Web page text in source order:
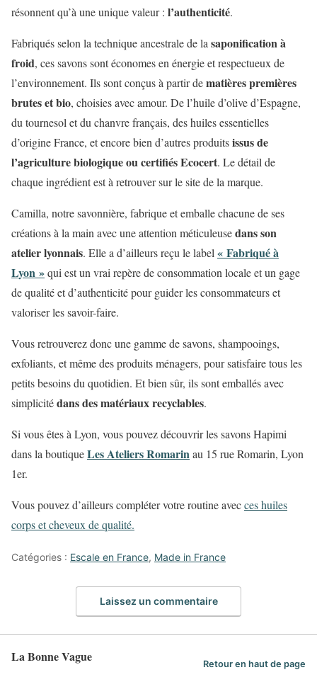
résonnent qu’à une unique valeur : l’authenticité.
Fabriqués selon la technique ancestrale de la saponification à
froid, ces savons sont économes en énergie et respectueux de
l’environnement. Ils sont conçus à partir dematières premières
brutes et bio, choisies avec amour. De l’huile d’olive d’Espagne,
du tournesol et du chanvre français, des huiles essentielles
d’origine France, et encore bien d’autres produitsissus de
l’agriculture biologique ou certifiés Ecocert. Le détail de
chaque ingrédient est à retrouver sur le site de la marque.
Camilla, notre savonnière, fabrique et emballe chacune de ses
créations à la main avec une attention méticuleusedans son
atelier lyonnais. Elle a d’ailleurs reçu le label « Fabriqué à
Lyon »qui est un vrai repère de consommation locale et un gage
de qualité et d’authenticité pour guider les consommateurs et
valoriser les savoir-faire.
Vous retrouverez donc une gamme de savons, shampooings,
exfoliants, et même des produits ménagers, pour satisfaire tous les
petits besoins du quotidien. Et bien sûr, ils sont emballés avec
simplicitédans des matériaux recyclables.
Si vous êtes à Lyon, vous pouvez découvrir les savons Hapimi
dans la boutiqueLes Ateliers Romarinau 15 rue Romarin, Lyon
1er.
Vous pouvez d’ailleurs compléter votre routine avecces huiles
corps et cheveux de qualité.
Catégories : Escale en France, Made in France
Laissez un commentaire
La Bonne Vague Retour en haut de page